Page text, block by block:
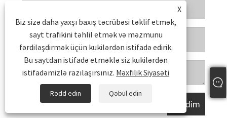
X
Biz sizə daha yaxşı baxış təcrübəsi təklif etmək,
sayt trafikini təhlil etmək və məzmunu
fərdiləşdirmək üçün kukilərdən istifadə edirik.
Bu saytdan istifadə etməklə siz kukilərdən
istifadəmizlə razılaşırsınız. Məxfilik Siyasəti
Rədd edin Qəbul edin